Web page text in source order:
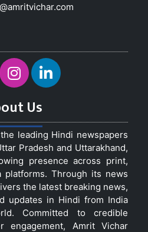
Us
leading Hindi newspapers
Pradesh and Uttarakhand,
presence across print,
platforms. Through its news
the latest breaking news,
updates in Hindi from India
Committed to credible
engagement, Amrit Vichar